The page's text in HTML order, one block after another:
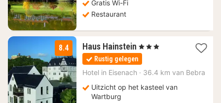
Gratis Wi-Fi
Restaurant
8.4 Haus Hainstein 2
nachten
vanaf
64
, 3 Sterren
Rustig gelegen
Hotel in Eisenach · 36.4 km van Bebra
Uitzicht op het kasteel van
Wartburg